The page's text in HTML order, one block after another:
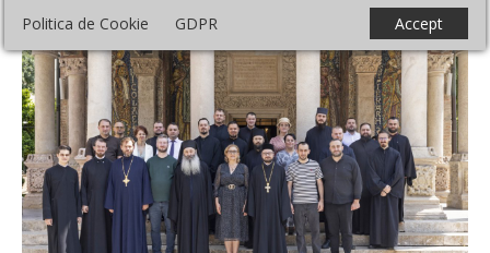
Politica de Cookie GDPR Accept